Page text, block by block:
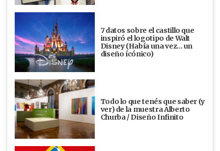
7 datos sobre el castillo que
inspiró el logotipo de Walt
Disney (Había una vez... un
diseño ícónico)
Todo lo que tenés que saber (y
ver) de la muestra Alberto
Churba / Diseño Infinito